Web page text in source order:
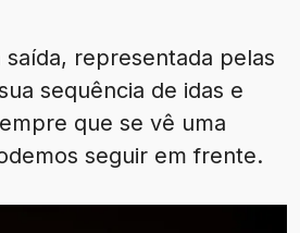
representada pelas
sequência de idas e
que se vê uma
seguir em frente.